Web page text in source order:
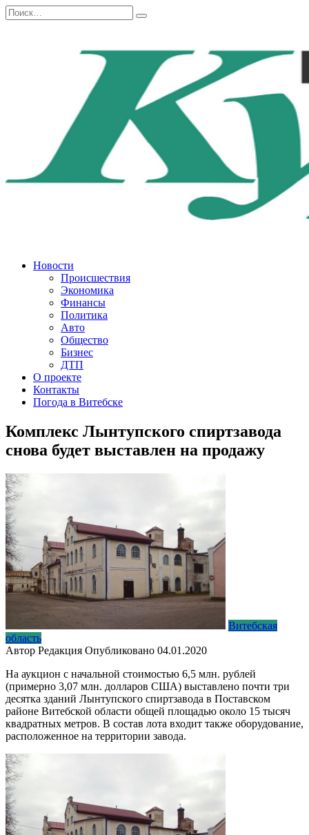
Перейти
к
Search
for:
Новости
Происшествия
Экономика
Финансы
Политика
Авто
Общество
Бизнес
ДТП
О проекте
Контакты
Погода в Витебске
Комплекс Лынтупского спиртзавода
снова будет выставлен на продажу
Витебская
область
Автор Редакция Опубликовано 04.01.2020
На аукцион с начальной стоимостью 6,5 млн. рублей
(примерно 3,07 млн. долларов США) выставлено почти три
десятка зданий Лынтупского спиртзавода в Поставском
районе Витебской области общей площадью около 15 тысяч
квадратных метров. В состав лота входит также оборудование,
расположенное на территории завода.